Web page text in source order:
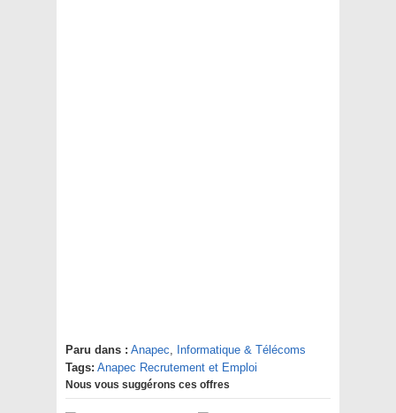
Paru dans : Anapec, Informatique & Télécoms
Tags: Anapec Recrutement et Emploi
Nous vous suggérons ces offres